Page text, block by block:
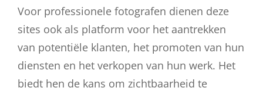
Voor professionele fotografen dienen deze
sites ook als platform voor het aantrekken
van potentiële klanten, het promoten van hun
diensten en het verkopen van hun werk. Het
biedt hen de kans om zichtbaarheid te